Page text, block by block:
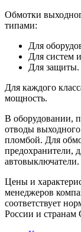
Обмотки
типами:
Для
Для систем
Для защиты.
Для каждого
мощность.
В оборудовании,
отводы
пломбой. Для
предохранители,
автовыключатели.
Цены и
менеджеров
соответствует
России и странам